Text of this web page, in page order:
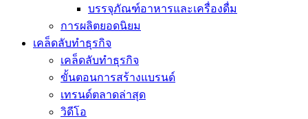
บรรจุภัณฑ์อาหารและเครื่องดื่ม
การผลิตยอดนิยม
เคล็ดลับทำธุรกิจ
เคล็ดลับทำธุรกิจ
ขั้นตอนการสร้างแบรนด์
เทรนด์ตลาดล่าสุด
วิดีโอ